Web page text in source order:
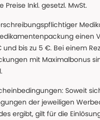
Preise Inkl. gesetzl. MwSt.
einen
bis zu 5 €. Bei einem
mit Maximalbonus
Soweit
der jeweiligen
ergibt, gilt für die